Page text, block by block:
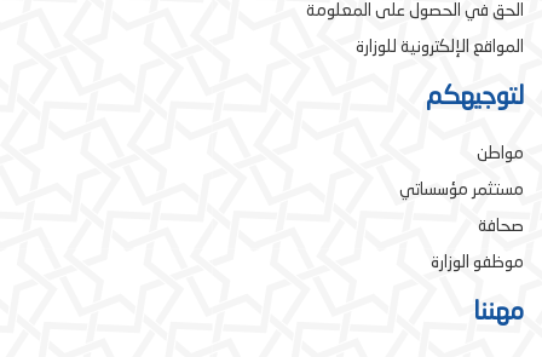
الحق في الحصول على المعلومة
المواقع الإلكترونية للوزارة
لتوجيهكم
مواطن
مستثمر مؤسساتي
صحافة
موظفو الوزارة
مهننا